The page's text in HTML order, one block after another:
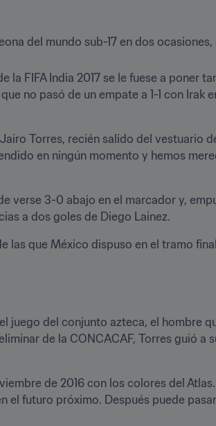
del mundo sub-17 en dos ocasiones,
la FIFA India 2017 se le fuese a poner
no pasó de un empate a 1-1 con Irak
Jairo Torres, recién salido del vestuario
en ningún momento y hemos
verse 3-0 abajo en el marcador y,
a dos goles de Diego Lainez.
las que México dispuso en el tramo
juego del conjunto azteca, el hombre
de la CONCACAF, Torres guió a
de 2016 con los colores del Atlas.
el futuro próximo. Después puede